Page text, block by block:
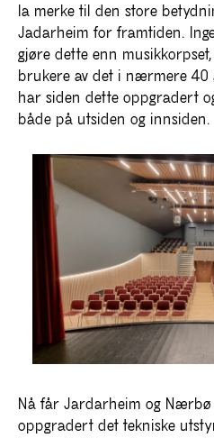
la merke til den store
Jadarheim for framtiden.
gjøre dette enn
brukere av det i nærmere
har siden dette oppgradert
både på utsiden og innsiden.
Nå får Jardarheim og Nærbø
oppgradert det tekniske